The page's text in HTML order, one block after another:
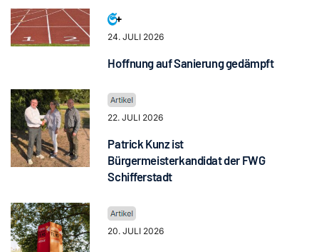
24. JULI 2026
Hoffnung auf Sanierung gedämpft
22. JULI 2026
Patrick Kunz ist
Bürgermeisterkandidat der FWG
Schifferstadt
20. JULI 2026